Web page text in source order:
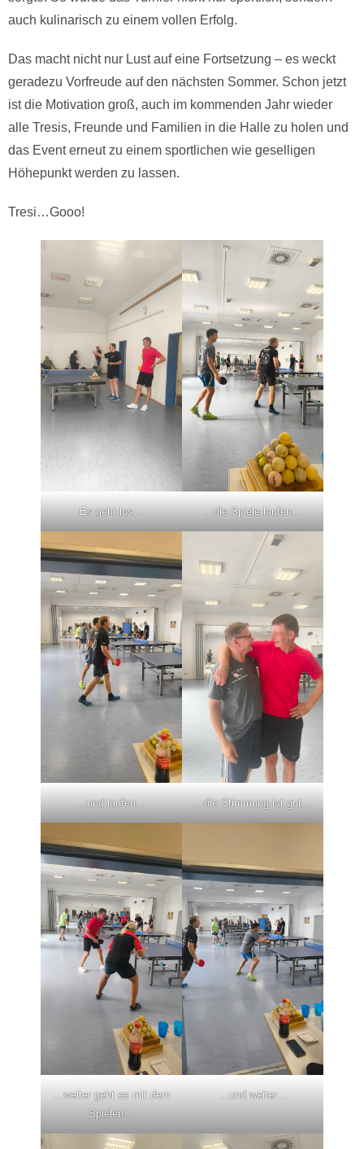
auch kulinarisch zu einem vollen Erfolg.
Das macht nicht nur Lust auf eine Fortsetzung – es weckt
geradezu Vorfreude auf den nächsten Sommer. Schon jetzt
ist die Motivation groß, auch im kommenden Jahr wieder
alle Tresis, Freunde und Familien in die Halle zu holen und
das Event erneut zu einem sportlichen wie geselligen
Höhepunkt werden zu lassen.
Tresi…Gooo!
Es geht los… …die Spiele laufen…
…und laufen… …die Stimmung ist gut…
…weiter geht es mit dem
Spielen…
…und weiter…